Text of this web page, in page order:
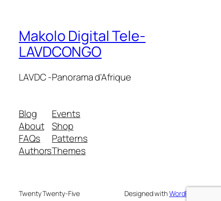
Makolo Digital Tele-
LAVDCONGO
LAVDC -Panorama d'Afrique
Blog
About
FAQs
Authors
Events
Shop
Patterns
Themes
Twenty Twenty-Five Designed withWordPress